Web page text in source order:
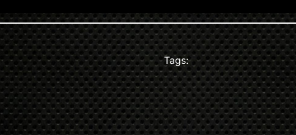
Tags: